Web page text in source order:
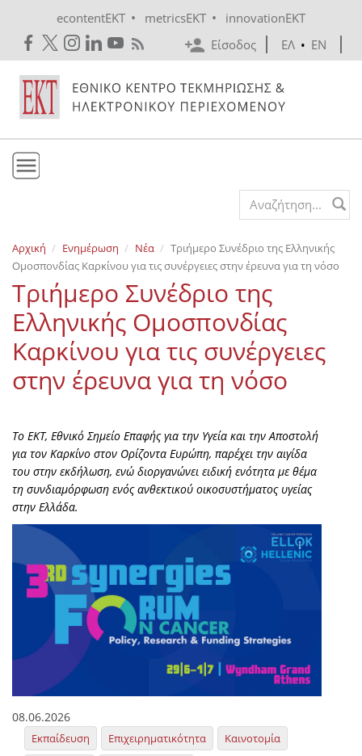
econtentEKT • metricsEKT •
innovationEKT
Είσοδος
ΕΛ • EN
Εκδόσεις
Επικοινωνία
Search form
Αρχική Ενημέρωση Νέα
Τριήμερο Συνέδριο της Ελληνικής
Ομοσπονδίας Καρκίνου για τις συνέργειες στην έρευνα για τη νόσο
Τριήμερο Συνέδριο της
Ελληνικής Ομοσπονδίας
Καρκίνου για τις συνέργειες
στην έρευνα για τη νόσο
Το ΕΚΤ, Εθνικό Σημείο Επαφής για την Υγεία και την Αποστολή
για τον Καρκίνο στον Ορίζοντα Ευρώπη, παρέχει την αιγίδα
του στην εκδήλωση, ενώ διοργανώνει ειδική ενότητα με θέμα
τη συνδιαμόρφωση ενός ανθεκτικού οικοσυστήματος υγείας
στην Ελλάδα.
08.06.2026
Εκπαίδευση Επιχειρηματικότητα
Καινοτομία